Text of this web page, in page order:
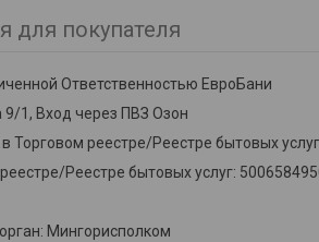
для покупателя
Ответственностью ЕвроБани
9/1, Вход через ПВЗ Озон
Торговом реестре/Реестре бытовых
Реестре бытовых услуг:
Мингорисполком